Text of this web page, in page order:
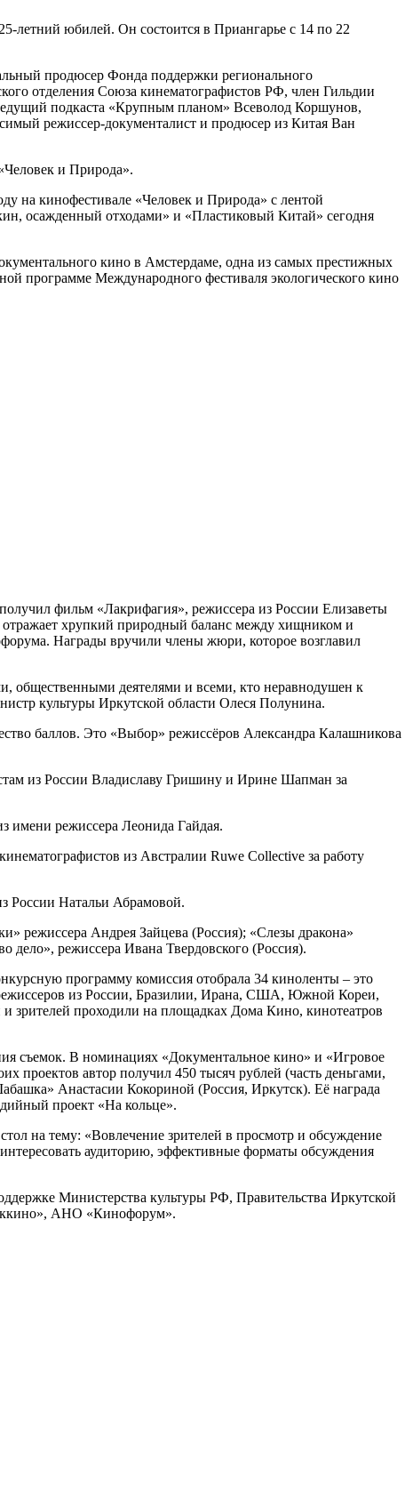
летний юбилей. Он состоится в Приангарье с 14 по 22
продюсер Фонда поддержки регионального
отделения Союза кинематографистов РФ, член Гильдии
подкаста «Крупным планом» Всеволод Коршунов,
режиссер-документалист и продюсер из Китая Ван
и Природа».
на кинофестивале «Человек и Природа» с лентой
осажденный отходами» и «Пластиковый Китай» сегодня
кино в Амстердаме, одна из самых престижных
программе Международного фестиваля экологического кино
фильм «Лакрифагия», режиссера из России Елизаветы
хрупкий природный баланс между хищником и
Награды вручили члены жюри, которое возглавил
общественными деятелями и всеми, кто неравнодушен к
культуры Иркутской области Олеся Полунина.
баллов. Это «Выбор» режиссёров Александра Калашникова
из России Владиславу Гришину и Ирине Шапман за
имени режиссера Леонида Гайдая.
из Австралии Ruwe Collective за работу
России Натальи Абрамовой.
режиссера Андрея Зайцева (Россия); «Слезы дракона»
режиссера Ивана Твердовского (Россия).
программу комиссия отобрала 34 киноленты – это
из России, Бразилии, Ирана, США, Южной Кореи,
проходили на площадках Дома Кино, кинотеатров
съемок. В номинациях «Документальное кино» и «Игровое
проектов автор получил 450 тысяч рублей (часть деньгами,
Анастасии Кокориной (Россия, Иркутск). Её награда
проект «На кольце».
на тему: «Вовлечение зрителей в просмотр и обсуждение
аудиторию, эффективные форматы обсуждения
Министерства культуры РФ, Правительства Иркутской
АНО «Кинофорум».